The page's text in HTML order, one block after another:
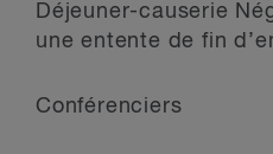
Déjeuner-causerie
une entente de fin
Conférenciers